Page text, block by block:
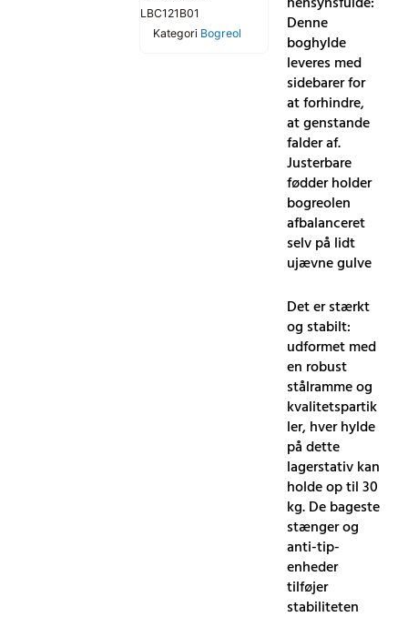
LBC121B01
Kategori Bogreol
Denne
boghylde
leveres med
sidebarer for
at forhindre,
at genstande
falder af.
Justerbare
fødder holder
bogreolen
afbalanceret
selv på lidt
ujævne gulve
Det er stærkt
og stabilt:
udformet med
en robust
stålramme og
kvalitetspartik
ler, hver hylde
på dette
lagerstativ kan
holde op til 30
kg. De bageste
stænger og
anti-tip-
enheder
tilføjer
stabiliteten